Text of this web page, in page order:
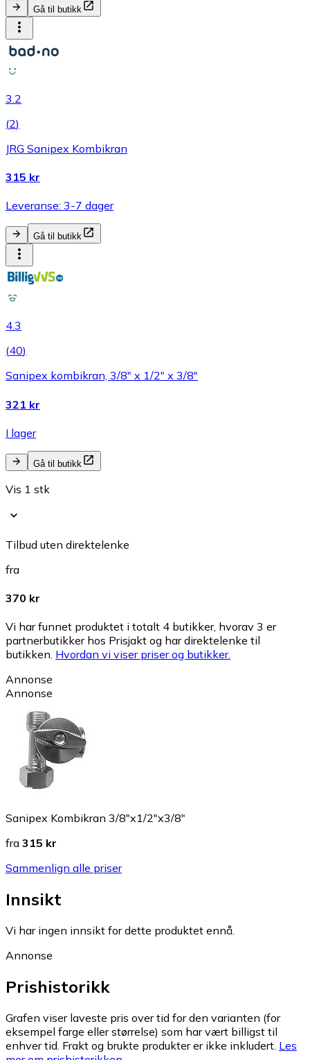
Gå til butikk
3.2
(2)
JRG Sanipex Kombikran
315 kr
Leveranse: 3-7 dager
Gå til butikk
4.3
(40)
Sanipex kombikran, 3/8" x 1/2" x 3/8"
321 kr
I lager
Gå til butikk
Vis 1 stk
Tilbud uten direktelenke
fra
370 kr
Vi har funnet produktet i totalt 4 butikker, hvorav 3 er
partnerbutikker hos Prisjakt og har direktelenke til
butikken. Hvordan vi viser priser og butikker.
Annonse
Annonse
Sanipex Kombikran 3/8"x1/2"x3/8"
fra 315 kr
Sammenlign alle priser
Innsikt
Vi har ingen innsikt for dette produktet ennå.
Annonse
Prishistorikk
Grafen viser laveste pris over tid for den varianten (for
eksempel farge eller størrelse) som har vært billigst til
enhver tid. Frakt og brukte produkter er ikke inkludert. Les